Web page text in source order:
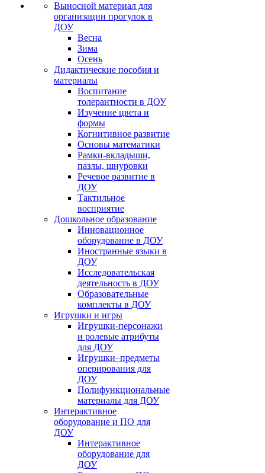
Выносной материал для
организации прогулок в
ДОУ
Весна
Зима
Осень
Дидактические пособия и
материалы
Воспитание
толерантности в ДОУ
Изучение цвета и
формы
Когнитивное развитие
Основы математики
Рамки-вкладыши,
пазлы, шнуровки
Речевое развитие в
ДОУ
Тактильное
восприятие
Дошкольное образование
Инновационное
оборудование в ДОУ
Иностранные языки в
ДОУ
Исследовательская
деятельность в ДОУ
Образовательные
комплекты в ДОУ
Игрушки и игры
Игрушки-персонажи
и ролевые атрибуты
для ДОУ
Игрушки–предметы
оперирования для
ДОУ
Полифункциональные
материалы для ДОУ
Интерактивное
оборудование и ПО для
ДОУ
Интерактивное
оборудование для
ДОУ